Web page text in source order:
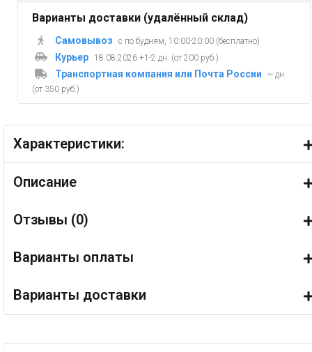
Варианты доставки (удалённый склад)
Самовывоз с по будням, 10:00-20:00 (бесплатно)
Курьер 18.08.2026 +1-2 дн. (от 200 руб.)
Транспортная компания или Почта России
~ дн.
(от 350 руб.)
Характеристики:
Описание
Отзывы (0)
Варианты оплаты
Варианты доставки